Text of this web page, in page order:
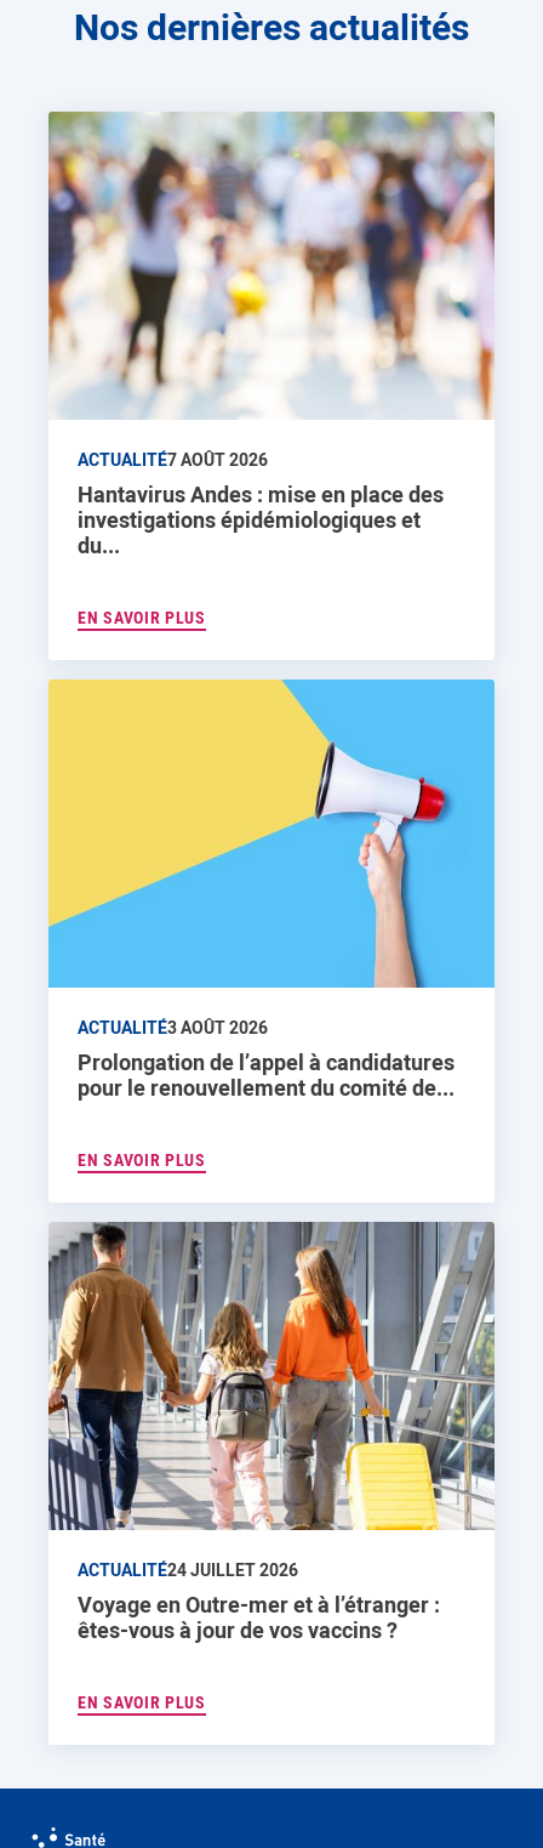
Nos dernières actualités
ACTUALITÉ7 AOÛT 2026
Hantavirus Andes : mise en place des
investigations épidémiologiques et
du...
EN SAVOIR PLUS
ACTUALITÉ3 AOÛT 2026
Prolongation de l’appel à candidatures
pour le renouvellement du comité de...
EN SAVOIR PLUS
ACTUALITÉ24 JUILLET 2026
Voyage en Outre-mer et à l’étranger :
êtes-vous à jour de vos vaccins ?
EN SAVOIR PLUS